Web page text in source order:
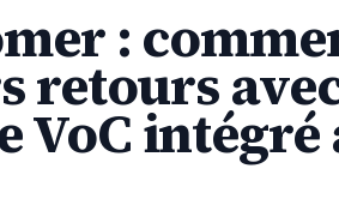
:
retours
VoC intégré